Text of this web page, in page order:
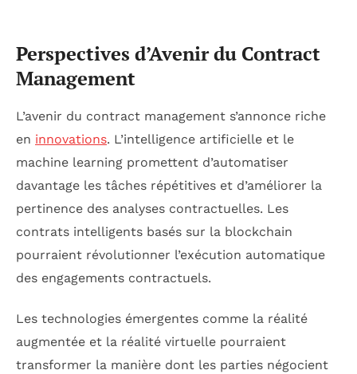
Perspectives d’Avenir du Contract
Management
L’avenir du contract management s’annonce riche
en innovations. L’intelligence artificielle et le
machine learning promettent d’automatiser
davantage les tâches répétitives et d’améliorer la
pertinence des analyses contractuelles. Les
contrats intelligents basés sur la blockchain
pourraient révolutionner l’exécution automatique
des engagements contractuels.
Les technologies émergentes comme la réalité
augmentée et la réalité virtuelle pourraient
transformer la manière dont les parties négocient